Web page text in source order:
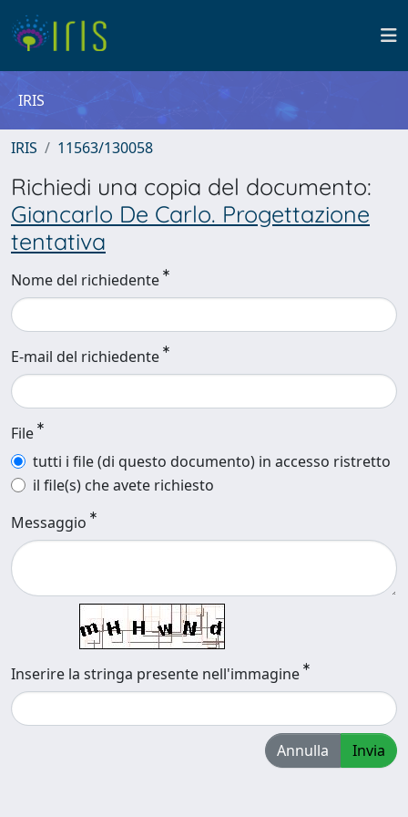
IRIS
IRIS 11563/130058
Richiedi una copia del documento:
Giancarlo De Carlo. Progettazione
tentativa
Nome del richiedente
E-mail del richiedente
File
tutti i file (di questo documento) in accesso ristretto
il file(s) che avete richiesto
Messaggio
Inserire la stringa presente nell'immagine
Annulla Invia